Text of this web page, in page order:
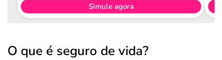
Simule agora
O que é seguro de vida?